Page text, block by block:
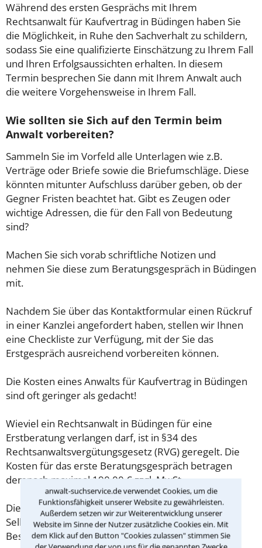
anwalt-suchservice.de verwendet Cookies, um die
Funktionsfähigkeit unserer Website zu gewährleisten.
Außerdem setzen wir zur Weiterentwicklung unserer
Website im Sinne der Nutzer zusätzliche Cookies ein. Mit
dem Klick auf den Button "Cookies zulassen" stimmen Sie
Während des ersten Gesprächs mit Ihrem
Rechtsanwalt für Kaufvertrag in Büdingen haben Sie
die Möglichkeit, in Ruhe den Sachverhalt zu schildern,
sodass Sie eine qualifizierte Einschätzung zu Ihrem Fall
und Ihren Erfolgsaussichten erhalten. In diesem
Termin besprechen Sie dann mit Ihrem Anwalt auch
die weitere Vorgehensweise in Ihrem Fall.
Wie sollten sie Sich auf den Termin beim
Anwalt vorbereiten?
Sammeln Sie im Vorfeld alle Unterlagen wie z.B.
Verträge oder Briefe sowie die Briefumschläge. Diese
könnten mitunter Aufschluss darüber geben, ob der
Gegner Fristen beachtet hat. Gibt es Zeugen oder
wichtige Adressen, die für den Fall von Bedeutung
sind?
Machen Sie sich vorab schriftliche Notizen und
nehmen Sie diese zum Beratungsgespräch in Büdingen
mit.
Nachdem Sie über das Kontaktformular einen Rückruf
in einer Kanzlei angefordert haben, stellen wir Ihnen
eine Checkliste zur Verfügung, mit der Sie das
Erstgespräch ausreichend vorbereiten können.
Die Kosten eines Anwalts für Kaufvertrag in Büdingen
sind oft geringer als gedacht!
Wieviel ein Rechtsanwalt in Büdingen für eine
Erstberatung verlangen darf, ist in §34 des
Rechtsanwaltsvergütungsgesetz (RVG) geregelt. Die
Kosten für das erste Beratungsgespräch betragen
demnach maximal 190,00 € zzgl. MwSt.
Diese Regelung gilt jedoch nur für Verbraucher. Für
Selbstständige oder Freiberufler gilt diese
Beschränkung nicht.